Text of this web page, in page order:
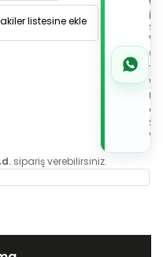
listesine ekle
İLE
de
sipariş verebilirsiniz.